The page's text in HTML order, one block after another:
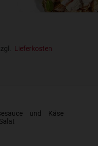
Lieferkosten
und Käse